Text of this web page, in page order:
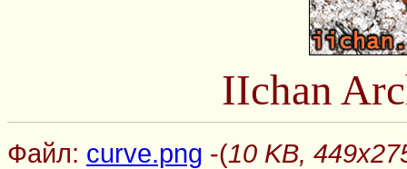
IIchan
Файл: curve.png -(10 KB,